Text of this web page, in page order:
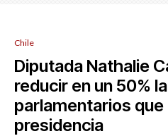
Chile
Diputada Nathalie
reducir en un 50%
parlamentarios que
presidencia